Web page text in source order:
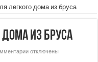
легкого дома из бруса
из бруса
котключены